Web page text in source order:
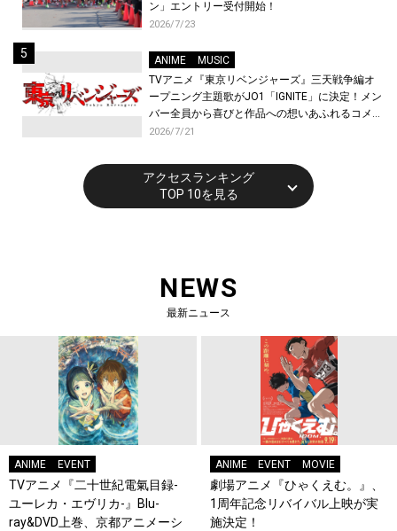
ン」エントリー受付開始！
2026/7/23
ANIME
MUSIC
TVアニメ『東京リベンジャーズ』三天戦争編オ
ープニング主題歌がJO1「IGNITE」に決定！メン
バー全員から喜びと作品への想いあふれるコメン
トが到着！9月に東京・大阪で先行上映会を開
2026/7/21
アクセスランキング
TOP 10を見る
NEWS
最新ニュース
ANIME EVENT
TVアニメ『二十世紀電氣目録-
ユーレカ・エヴリカ-』Blu-
ray&DVD上巻、京都アニメーシ
ANIME EVENT MOVIE
劇場アニメ『ひゃくえむ。』、
1周年記念リバイバル上映が実
施決定！